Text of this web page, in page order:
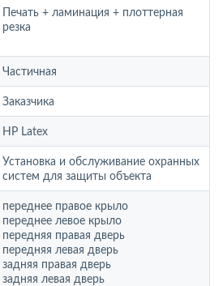
Печать + ламинация + плоттерная
резка
Частичная
Заказчика
HP Latex
Установка и обслуживание охранных
систем для защиты объекта
переднее правое крыло
переднее левое крыло
передняя правая дверь
передняя левая дверь
задняя правая дверь
задняя левая дверь